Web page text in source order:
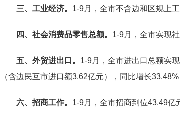
三、工业经济。 1-9月， 全市不含边和区规上
四、 社会消费品零售总额。 1-9月， 全市实现
五、 外贸进出口。 1-9月， 全市进出口总额实现
（含边民互市进口额3.62亿元），同比增长
六、招商工作。 1-9月，全市招商到位43.49亿